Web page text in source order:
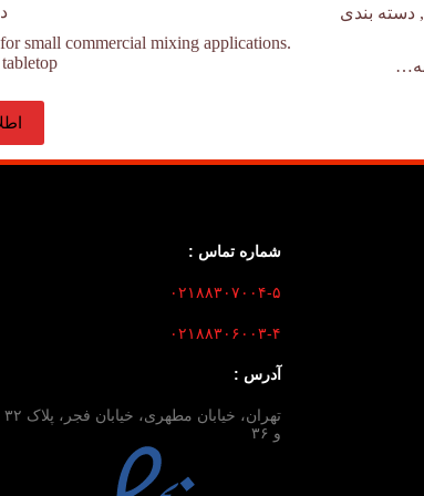
, دسته بندی
small commercial mixing applications.
شماره تماس :
۰۲۱۸۸۳۰۷۰۰۴-۵
۰۲۱۸۸۳۰۶۰۰۳-۴
آدرس :
تهران، خیابان مطهری، خیابان فجر، پلاک ۳۲
و ۳۶